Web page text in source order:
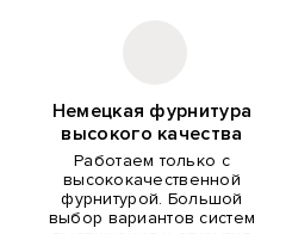
Немецкая фурнитура
высокого качества
Работаем только с
высококачественной
фурнитурой. Большой
выбор вариантов систем